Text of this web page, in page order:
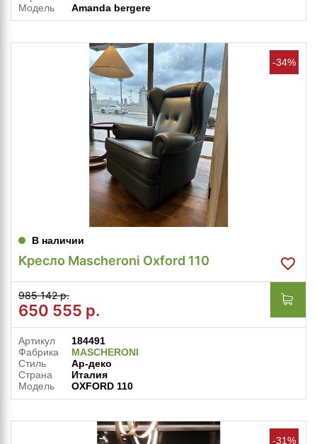
Модель
Amanda bergere
-34%
В наличии
Кресло Mascheroni Oxford 110
985 142 р.
650 555 р.
Артикул
184491
Фабрика
MASCHERONI
Стиль
Ар-деко
Страна
Италия
Модель
OXFORD 110
-31%